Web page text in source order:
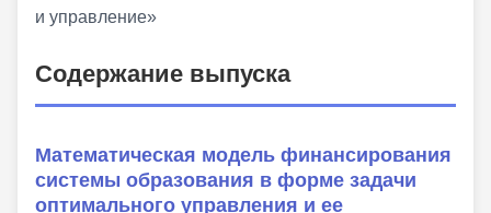
и управление»
Содержание выпуска
Математическая модель финансирования
системы образования в форме задачи
оптимального управления и ее